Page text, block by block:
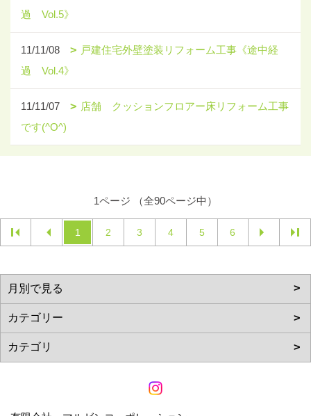
過 Vol.5》
11/11/08
戸建住宅外壁塗装リフォーム工事《途中経
過 Vol.4》
11/11/07
店舗 クッションフロアー床リフォーム工事
です(^O^)
1ページ （全90ページ中）
1 2 3 4 5 6